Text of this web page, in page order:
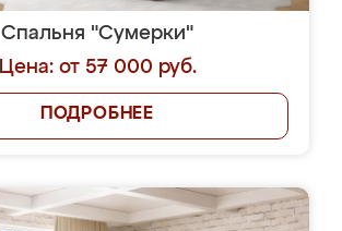
Спальня "Сумерки"
Цена: от 57 000 руб.
ПОДРОБНЕЕ